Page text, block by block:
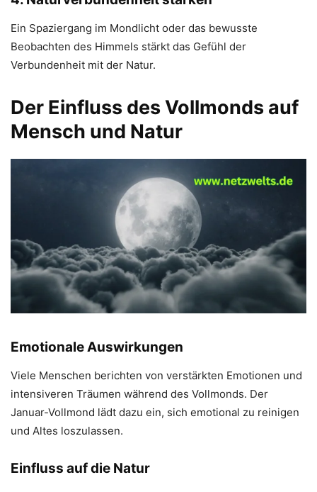
Ein Spaziergang im Mondlicht oder das bewusste
Beobachten des Himmels stärkt das Gefühl der
Verbundenheit mit der Natur.
Der Einfluss des Vollmonds auf
Mensch und Natur
Emotionale Auswirkungen
Viele Menschen berichten von verstärkten Emotionen und
intensiveren Träumen während des Vollmonds. Der
Januar-Vollmond lädt dazu ein, sich emotional zu reinigen
und Altes loszulassen.
Einfluss auf die Natur